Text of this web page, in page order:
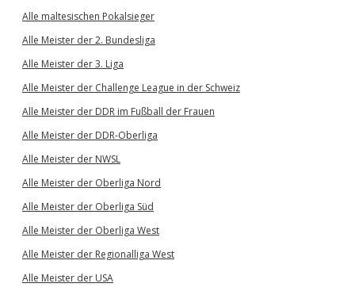
Alle maltesischen Pokalsieger
Alle Meister der 2. Bundesliga
Alle Meister der 3. Liga
Alle Meister der Challenge League in der Schweiz
Alle Meister der DDR im Fußball der Frauen
Alle Meister der DDR-Oberliga
Alle Meister der NWSL
Alle Meister der Oberliga Nord
Alle Meister der Oberliga Süd
Alle Meister der Oberliga West
Alle Meister der Regionalliga West
Alle Meister der USA